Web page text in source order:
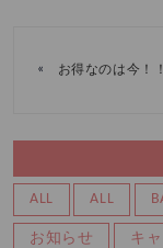
« お得なのは今！
ALL ALL
お知らせ キ